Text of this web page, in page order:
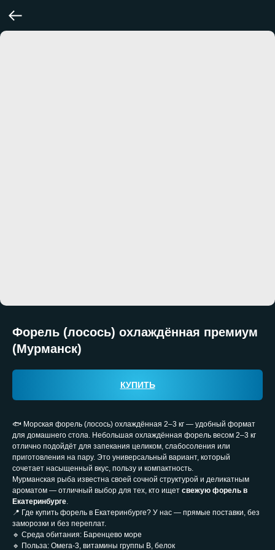
Форель (лосось) охлаждённая премиум
(Мурманск)
КУПИТЬ
🐟 Морская форель (лосось) охлаждённая 2–3 кг — удобный формат
для домашнего стола. Небольшая охлаждённая форель весом 2–3 кг
отлично подойдёт для запекания целиком, слабосоления или
приготовления на пару. Это универсальный вариант, который
сочетает насыщенный вкус, пользу и компактность.
Мурманская рыба известна своей сочной структурой и деликатным
ароматом — отличный выбор для тех, кто ищет свежую форель в
Екатеринбурге.
📍 Где купить форель в Екатеринбурге? У нас — прямые поставки, без
заморозки и без переплат.
🔹 Среда обитания: Баренцево море
🔹 Польза: Омега-3, витамины группы B, белок